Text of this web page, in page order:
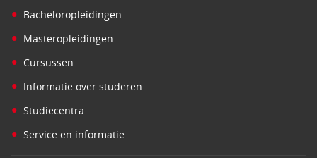
• Bacheloropleidingen
• Masteropleidingen
• Cursussen
• Informatie over studeren
• Studiecentra
• Service en informatie